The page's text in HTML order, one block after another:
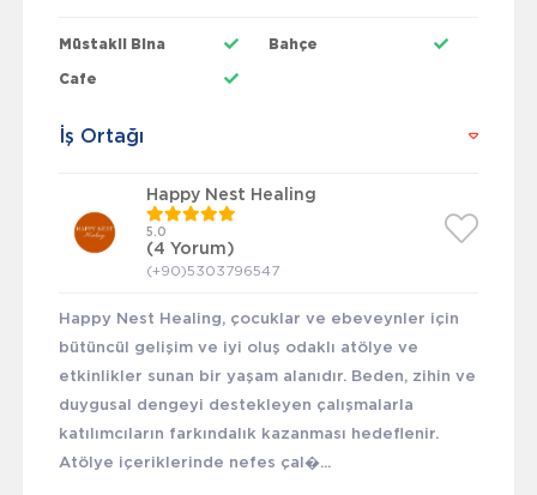
Müstakil Bina Bahçe
Cafe
İş Ortağı
Happy Nest Healing
5.0
(4 Yorum)
(+90)5303796547
Happy Nest Healing, çocuklar ve ebeveynler için
bütüncül gelişim ve iyi oluş odaklı atölye ve
etkinlikler sunan bir yaşam alanıdır. Beden, zihin ve
duygusal dengeyi destekleyen çalışmalarla
katılımcıların farkındalık kazanması hedeflenir.
Atölye içeriklerinde nefes çal�...